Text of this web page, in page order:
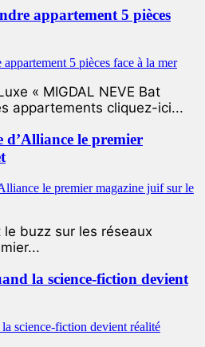
appartement 5 pièces
« MIGDAL NEVE Bat
appartements cliquez-ici...
d’Alliance le premier
buzz sur les réseaux
la science-fiction devient